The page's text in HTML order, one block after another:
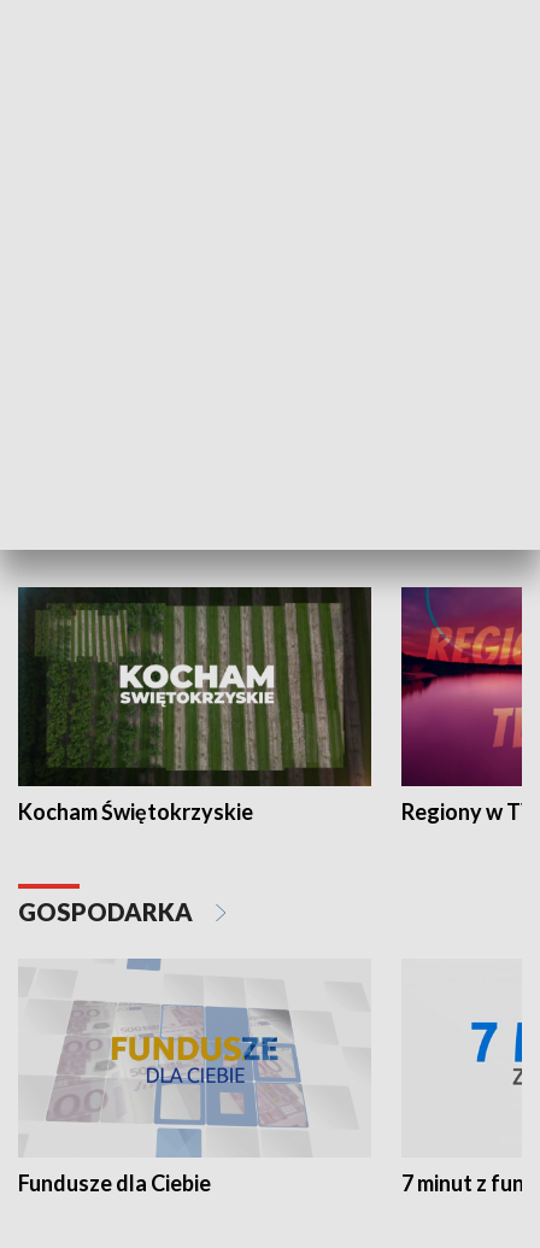
Kocham Świętokrzyskie Regiony w
GOSPODARKA
Fundusze dla Ciebie 7 minut z